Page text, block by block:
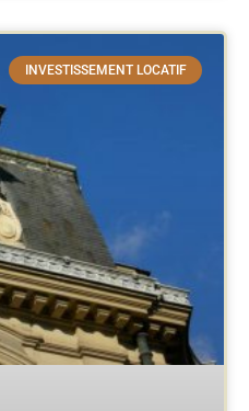
INVESTISSEMENT LOCATIF